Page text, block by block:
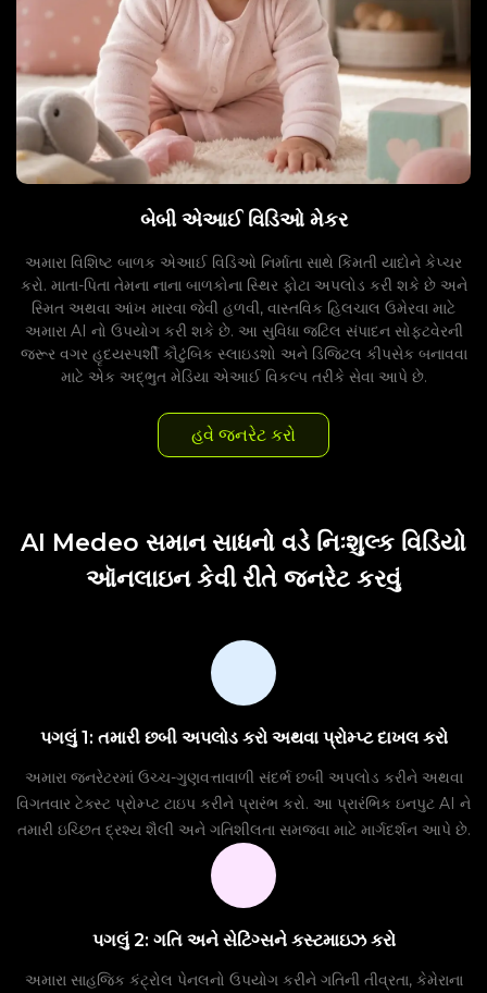
બેબી એઆઈ વિડિઓ મેકર
અમારા વિશિષ્ટ બાળક એઆઈ વિડિઓ નિર્માતા સાથે કિંમતી યાદોને કેપ્ચર
કરો. માતા-પિતા તેમના નાના બાળકોના સ્થિર ફોટા અપલોડ કરી શકે છે અને
સ્મિત અથવા આંખ મારવા જેવી હળવી, વાસ્તવિક હિલચાલ ઉમેરવા માટે
અમારા AI નો ઉપયોગ કરી શકે છે. આ સુવિધા જટિલ સંપાદન સોફ્ટવેરની
જરૂર વગર હૃદયસ્પર્શી કૌટુંબિક સ્લાઇડશો અને ડિજિટલ કીપસેક બનાવવા
માટે એક અદ્ભુત મેડિયા એઆઈ વિકલ્પ તરીકે સેવા આપે છે.
હવે જનરેટ કરો
AI Medeo સમાન સાધનો વડે નિઃશુલ્ક વિડિયો
ઑનલાઇન કેવી રીતે જનરેટ કરવું
પગલું 1: તમારી છબી અપલોડ કરો અથવા પ્રોમ્પ્ટ દાખલ કરો
અમારા જનરેટરમાં ઉચ્ચ-ગુણવત્તાવાળી સંદર્ભ છબી અપલોડ કરીને અથવા
વિગતવાર ટેક્સ્ટ પ્રોમ્પ્ટ ટાઇપ કરીને પ્રારંભ કરો. આ પ્રારંભિક ઇનપુટ AI ને
તમારી ઇચ્છિત દ્રશ્ય શૈલી અને ગતિશીલતા સમજવા માટે માર્ગદર્શન આપે છે.
પગલું 2: ગતિ અને સેટિંગ્સને કસ્ટમાઇઝ કરો
અમારા સાહજિક કંટ્રોલ પેનલનો ઉપયોગ કરીને ગતિની તીવ્રતા, કેમેરાના